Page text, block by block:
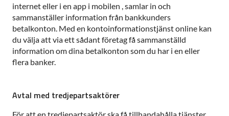
internet eller i en app i mobilen , samlar in och
sammanställer information från bankkunders
betalkonton. Med en kontoinformationstjänst online kan
du välja att via ett sådant företag få sammanställd
information om dina betalkonton som du har i en eller
flera banker.
Avtal med tredjepartsaktörer